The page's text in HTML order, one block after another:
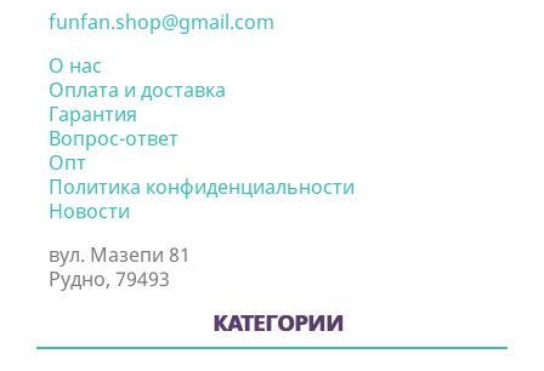
funfan.shop@gmail.com
О нас
Оплата и доставка
Гарантия
Вопрос-ответ
Опт
Политика конфиденциальности
Новости
вул. Мазепи 81
Рудно, 79493
КАТЕГОРИИ